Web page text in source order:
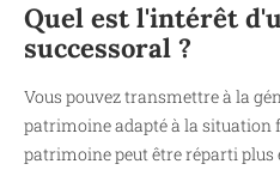
Quel est l'intérêt
successoral ?
Vous pouvez transmettre à la
patrimoine adapté à la situation
patrimoine peut être réparti plus